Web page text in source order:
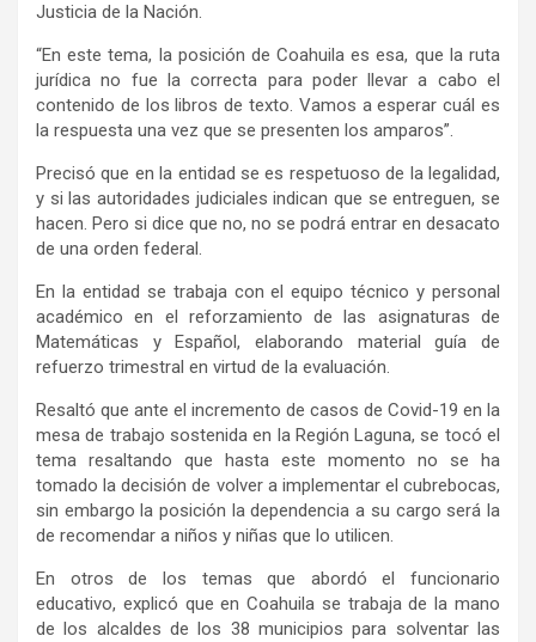
Justicia de la Nación.
“En este tema, la posición de Coahuila es esa, que la ruta
jurídica no fue la correcta para poder llevar a cabo el
contenido de los libros de texto. Vamos a esperar cuál es
la respuesta una vez que se presenten los amparos”.
Precisó que en la entidad se es respetuoso de la legalidad,
y si las autoridades judiciales indican que se entreguen, se
hacen. Pero si dice que no, no se podrá entrar en desacato
de una orden federal.
En la entidad se trabaja con el equipo técnico y personal
académico en el reforzamiento de las asignaturas de
Matemáticas y Español, elaborando material guía de
refuerzo trimestral en virtud de la evaluación.
Resaltó que ante el incremento de casos de Covid-19 en la
mesa de trabajo sostenida en la Región Laguna, se tocó el
tema resaltando que hasta este momento no se ha
tomado la decisión de volver a implementar el cubrebocas,
sin embargo la posición la dependencia a su cargo será la
de recomendar a niños y niñas que lo utilicen.
En otros de los temas que abordó el funcionario
educativo, explicó que en Coahuila se trabaja de la mano
de los alcaldes de los 38 municipios para solventar las